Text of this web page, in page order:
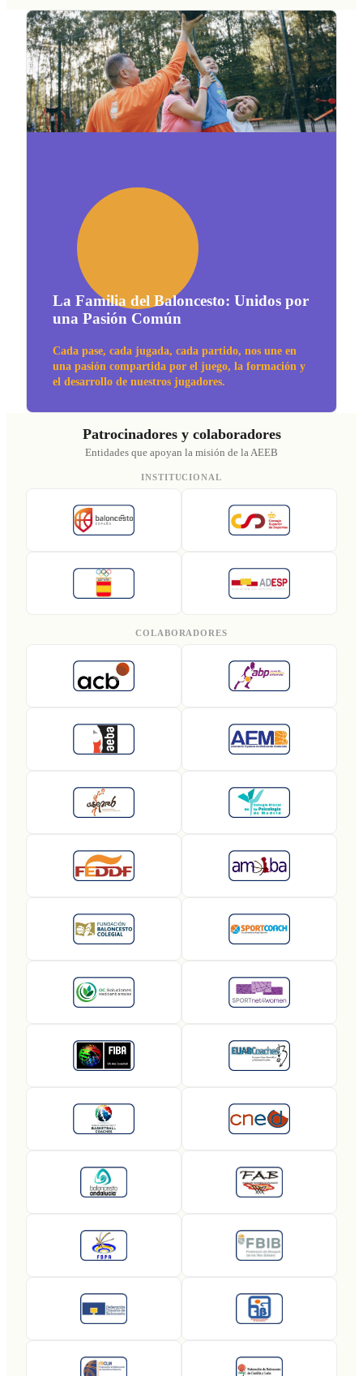
La Familia del Baloncesto: Unidos por
una Pasión Común
Cada pase, cada jugada, cada partido, nos une en
una pasión compartida por el juego, la formación y
el desarrollo de nuestros jugadores.
Patrocinadores y colaboradores
Entidades que apoyan la misión de la AEEB
INSTITUCIONAL
COLABORADORES